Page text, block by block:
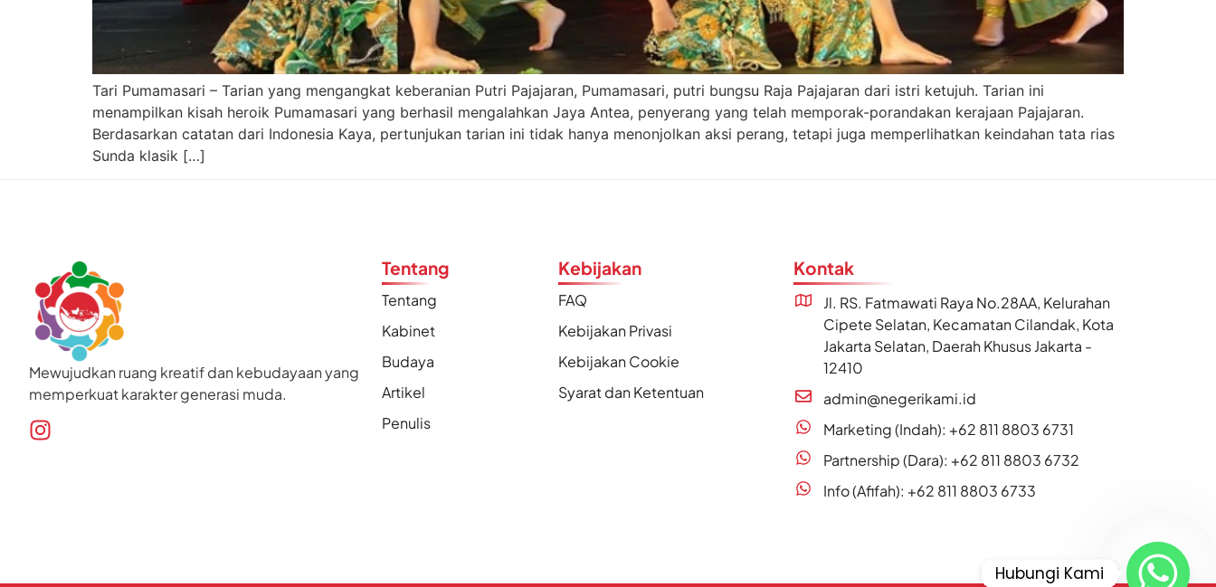
Tari Pumamasari – Tarian yang mengangkat keberanian Putri Pajajaran, Pumamasari, putri bungsu Raja Pajajaran dari istri ketujuh. Tarian ini
menampilkan kisah heroik Pumamasari yang berhasil mengalahkan Jaya Antea, penyerang yang telah memporak-porandakan kerajaan Pajajaran.
Berdasarkan catatan dari Indonesia Kaya, pertunjukan tarian ini tidak hanya menonjolkan aksi perang, tetapi juga memperlihatkan keindahan tata rias
Sunda klasik […]
Mewujudkan ruang kreatif dan kebudayaan yang
memperkuat karakter generasi muda.
Tentang
Tentang
Kabinet
Budaya
Artikel
Penulis
Kebijakan
FAQ
Kebijakan Privasi
Kebijakan Cookie
Syarat dan Ketentuan
Kontak
Jl. RS. Fatmawati Raya No.28AA, Kelurahan
Cipete Selatan, Kecamatan Cilandak, Kota
Jakarta Selatan, Daerah Khusus Jakarta -
12410
admin@negerikami.id
Marketing (Indah): +62 811 8803 6731
Partnership (Dara): +62 811 8803 6732
Info (Afifah): +62 811 8803 6733
Hubungi Kami